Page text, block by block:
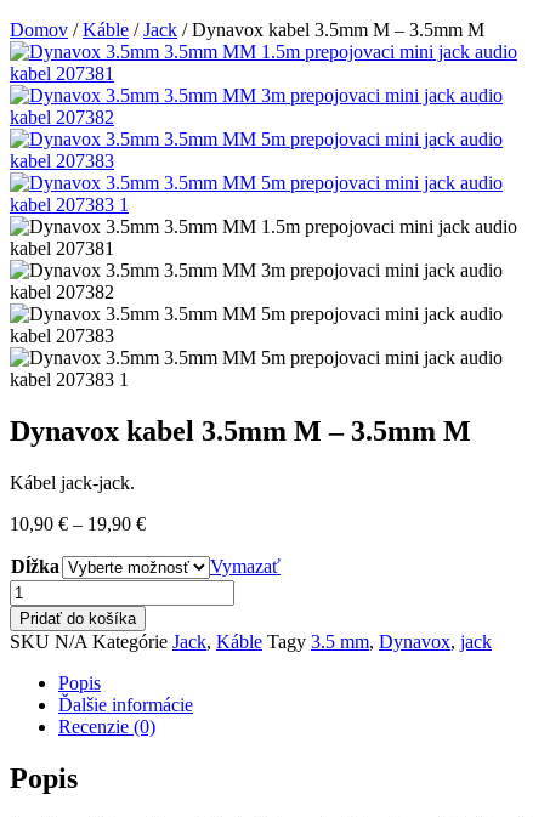
Domov /Káble /Jack / Dynavox kabel 3.5mm M – 3.5mm M
Dynavox kabel 3.5mm M – 3.5mm M
Kábel jack-jack.
10,90 € – 19,90 €Price
10,90 €
through
19,90 €
Dĺžka
Vymazať
množstvo
Dynavox
kabel
3.5mm
3.5mm
Pridať do košíka
SKU N/A Kategórie Jack, Káble Tagy 3.5 mm, Dynavox, jack
Popis
Ďalšie informácie
Recenzie (0)
Popis